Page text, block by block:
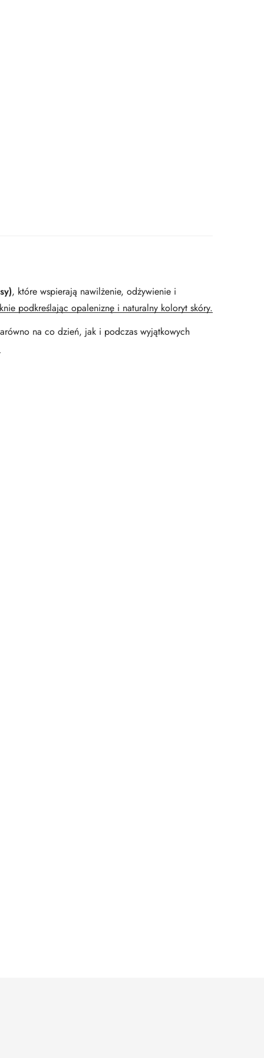
, które wspierają nawilżenie, odżywienie i
podkreślając opaleniznę i naturalny koloryt skóry.
na co dzień, jak i podczas wyjątkowych